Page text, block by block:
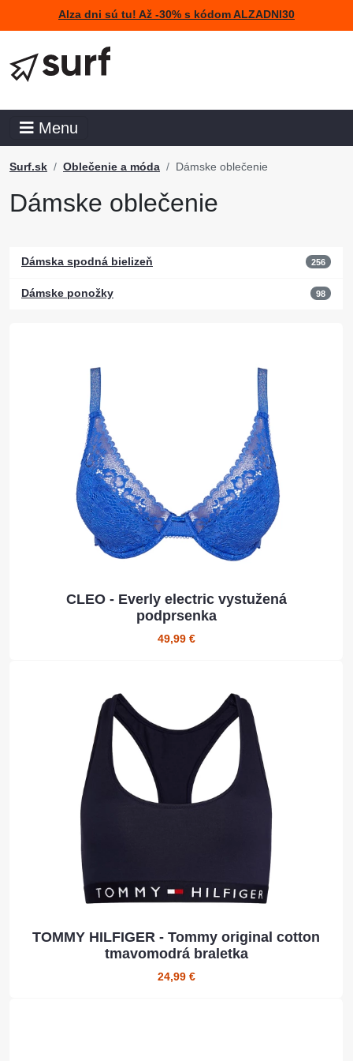
Alza dni sú tu! Až -30% s kódom ALZADNI30
Menu
Surf.sk Oblečenie a móda Dámske oblečenie
Dámske oblečenie
Dámska spodná bielizeň 256
Dámske ponožky 98
CLEO - Everly electric vystužená
podprsenka
49,99 €
TOMMY HILFIGER - Tommy original cotton
tmavomodrá braletka
24,99 €